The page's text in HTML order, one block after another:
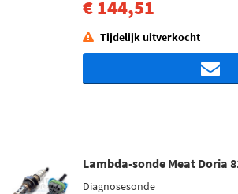
€ 144,51
Tijdelijk uitverkocht
Lambda-sonde Meat Doria
Diagnosesonde